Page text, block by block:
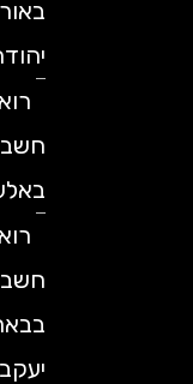
באור
יהודה
רואה
חשבון
באלעד
רואה
חשבון
בבאר
יעקב